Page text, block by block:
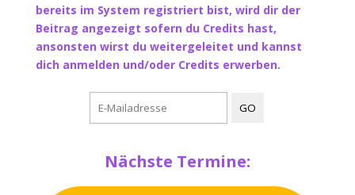
bereits im System registriert bist, wird dir der
Beitrag angezeigt sofern du Credits hast,
ansonsten wirst du weitergeleitet und kannst
dich anmelden und/oder Credits erwerben.
Nächste Termine: